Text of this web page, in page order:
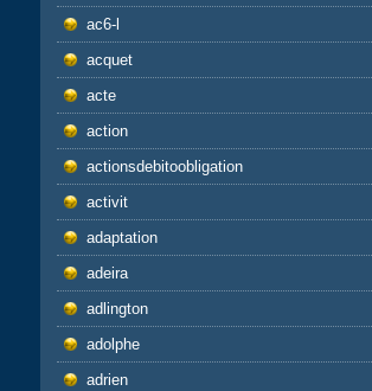
ac6-l
acquet
acte
action
actionsdebitoobligation
activit
adaptation
adeira
adlington
adolphe
adrien